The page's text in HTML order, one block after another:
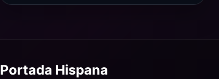
Portada Hispana